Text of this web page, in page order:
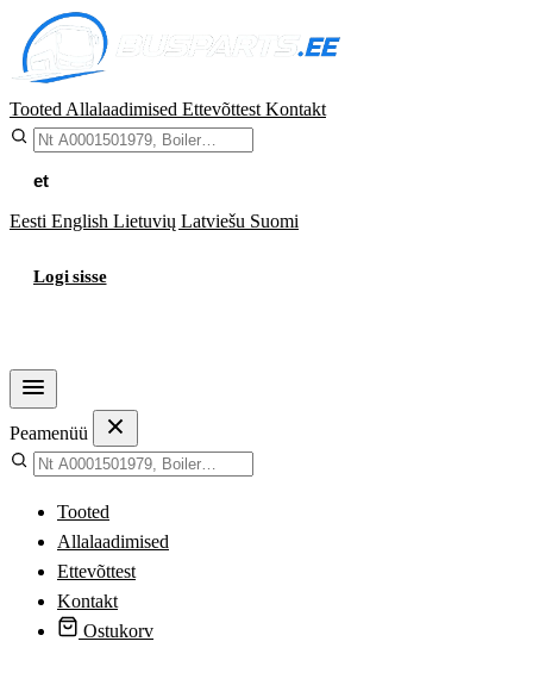
Tooted Allalaadimised Ettevõttest Kontakt
et
Eesti English Lietuvių Latviešu Suomi
Logi sisse
Peamenüü
Tooted
Allalaadimised
Ettevõttest
Kontakt
Ostukorv